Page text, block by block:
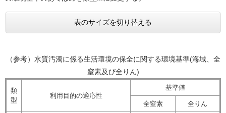
表のサイズを切り替える
（参考）水質汚濁に係る生活環境の保全に関する環境基準(海域、全
窒素及び全りん)
類
型
利用目的の適応性
基準値
全窒素 全りん